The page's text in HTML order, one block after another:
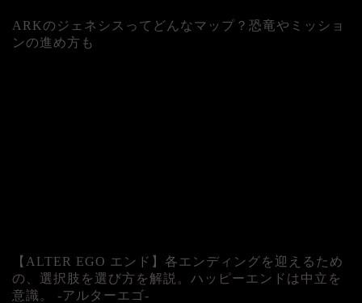
ARKのジェネシスってどんなマップ？恐竜やミッショ
ンの進め方も
【ALTER EGO エンド】各エンディングを迎えるため
の、選択肢を選び方を解説。ハッピーエンドは中立を
意識。 -アルターエゴ-